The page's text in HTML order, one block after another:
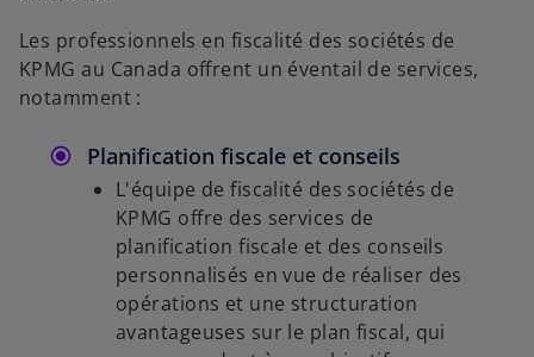
Les professionnels en fiscalité des sociétés de
KPMG au Canada offrent un éventail de services,
notamment :
Planification fiscale et conseils
L'équipe de fiscalité des sociétés de
KPMG offre des services de
planification fiscale et des conseils
personnalisés en vue de réaliser des
opérations et une structuration
avantageuses sur le plan fiscal, qui